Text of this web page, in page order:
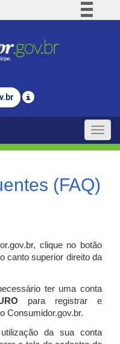
Comunica BR
Legislação
Toggle
(FAQ)
clique no botão
canto superior direito da
ter uma conta
para registrar e
Consumidor.gov.br.
da sua conta